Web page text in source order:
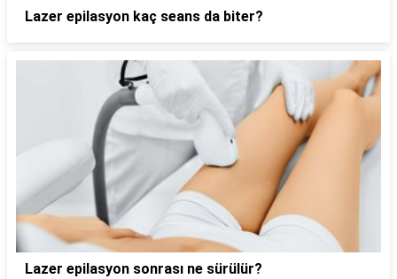
Lazer epilasyon kaç seans da biter?
Lazer epilasyon sonrası ne sürülür?